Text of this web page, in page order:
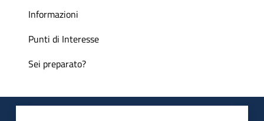
Informazioni
Punti di Interesse
Sei preparato?